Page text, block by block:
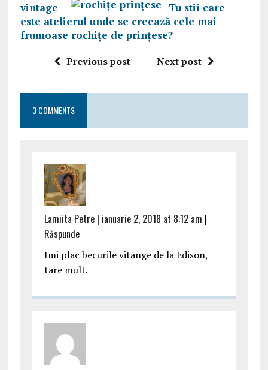
vintage
Tu stii care
este atelierul unde se creează cele mai
frumoase rochițe de prințese?
Previous post Next post
3 COMMENTS
Lamiita Petre| ianuarie 2, 2018 at 8:12 am |
Răspunde
Imi plac becurile vitange de la Edison,
tare mult.